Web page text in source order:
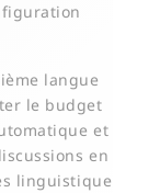
langue
le budget
et
en
linguistique